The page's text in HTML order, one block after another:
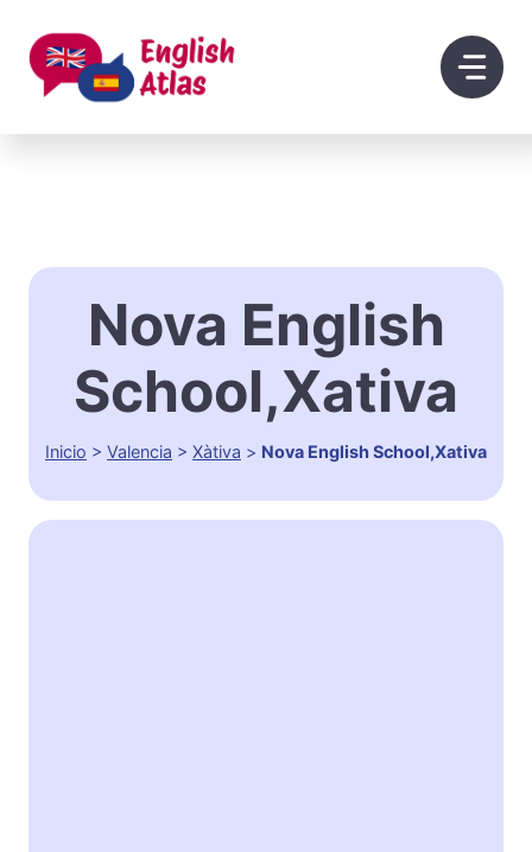
contenido
Nova English
School,Xativa
Inicio > Valencia > Xàtiva > Nova English School,Xativa